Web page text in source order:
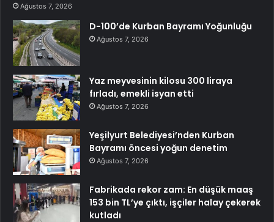
Ağustos 7, 2026
D-100’de Kurban Bayramı Yoğunluğu
Ağustos 7, 2026
Yaz meyvesinin kilosu 300 liraya
fırladı, emekli isyan etti
Ağustos 7, 2026
Yeşilyurt Belediyesi’nden Kurban
Bayramı öncesi yoğun denetim
Ağustos 7, 2026
Fabrikada rekor zam: En düşük maaş
153 bin TL’ye çıktı, işçiler halay çekerek
kutladı